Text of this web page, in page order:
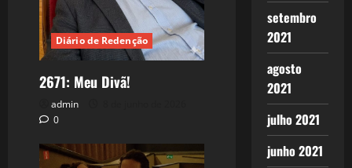
Diário de Redenção
2671: Meu Divã!
admin
0
setembro
2021
agosto
2021
julho 2021
junho 2021